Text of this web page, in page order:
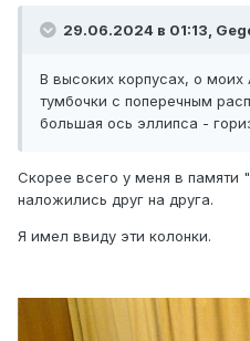
29.06.2024 в 01:13,
В высоких корпусах, о
тумбочки с поперечным
большая ось эллипса -
Скорее всего у меня в памяти
наложились друг на друга.
Я имел ввиду эти колонки.